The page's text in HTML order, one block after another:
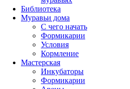
Библиотека
Муравьи дома
С чего начать
Формикарии
Условия
Кормление
Мастерская
Инкубаторы
Формикарии